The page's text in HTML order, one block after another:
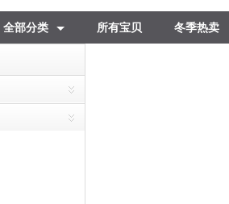
全部分类 所有宝贝 冬季热卖